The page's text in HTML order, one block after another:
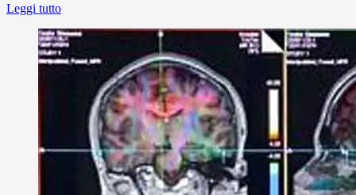
Leggi tutto